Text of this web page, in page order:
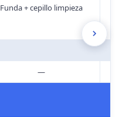
Funda + cepillo limpieza
—